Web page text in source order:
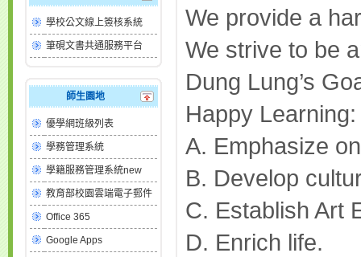
學校公文線上簽核系統
筆硯文書共通服務平台
師生園地
優學網班級列表
學務管理系統
學籍服務管理系統new
教育部校園雲端電子郵件
Office 365
Google Apps
We provide a
We strive to be
Dung Lung’s
Happy Learning:
A. Emphasize
B. Develop
C. Establish Art
D. Enrich life.